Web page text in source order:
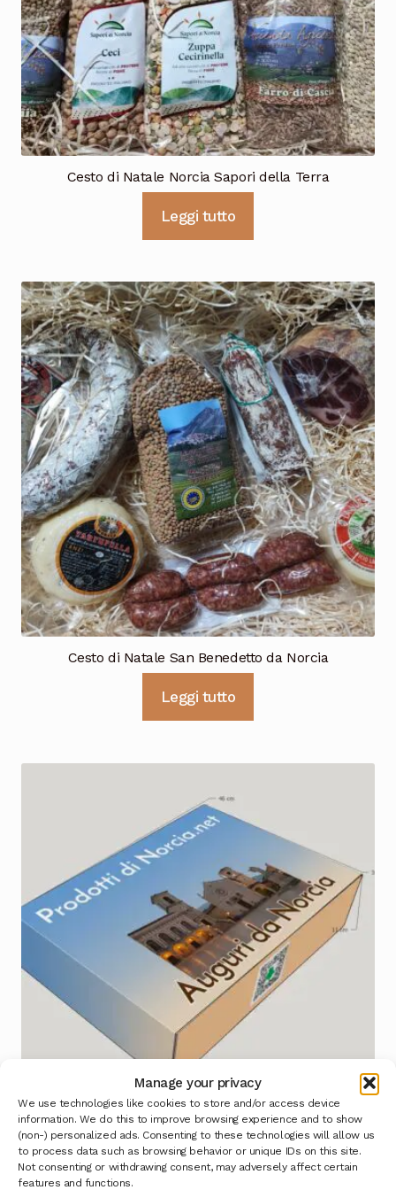
Manage your privacy
We use technologies like cookies to store and/or access device
information. We do this to improve browsing experience and to show
(non-) personalized ads. Consenting to these technologies will allow us
to process data such as browsing behavior or unique IDs on this site.
Not consenting or withdrawing consent, may adversely affect certain
features and functions.
Cioccolata
Cesto di Natale Norcia Sapori della Terra
Leggi tutto
Cesto di Natale San Benedetto da Norcia
Leggi tutto
Confezione Cesto per regalo
Leggi tutto